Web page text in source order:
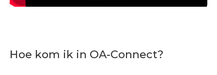
Hoe kom ik in OA-Connect?